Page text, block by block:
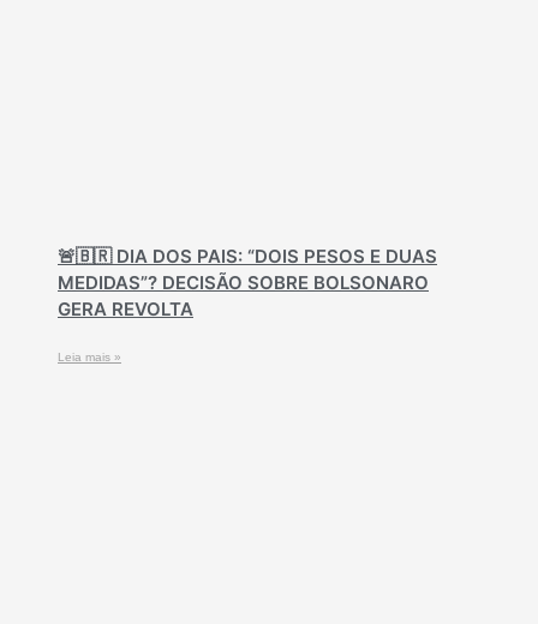
🚨🇧🇷 DIA DOS PAIS: “DOIS PESOS E DUAS
MEDIDAS”? DECISÃO SOBRE BOLSONARO
GERA REVOLTA
Leia mais »